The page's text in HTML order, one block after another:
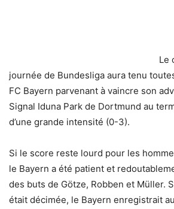
Le
journée de Bundesliga aura tenu
FC Bayern parvenant à vaincre son
Signal Iduna Park de Dortmund au
d’une grande intensité (0-3).
Si le score reste lourd pour les
le Bayern a été patient et
des buts de Götze, Robben et Müller.
était décimée, le Bayern enregistrait